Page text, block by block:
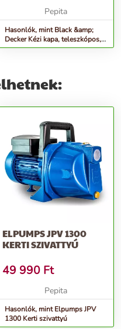
Pepita
Hasonlók, mint Black &amp;
Decker Kézi kapa, teleszkópos,
66-101cm, 525g
ELPUMPS JPV 1300
KERTI SZIVATTYÚ
49 990 Ft
Pepita
Hasonlók, mint Elpumps JPV
1300 Kerti szivattyú